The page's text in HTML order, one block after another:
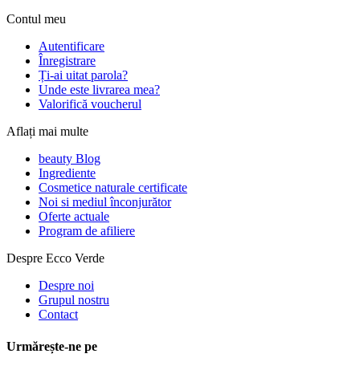
Contul meu
Autentificare
Înregistrare
Ți-ai uitat parola?
Unde este livrarea mea?
Valorifică voucherul
Aflați mai multe
beauty Blog
Ingrediente
Cosmetice naturale certificate
Noi si mediul înconjurător
Oferte actuale
Program de afiliere
Despre Ecco Verde
Despre noi
Grupul nostru
Contact
Urmărește-ne pe